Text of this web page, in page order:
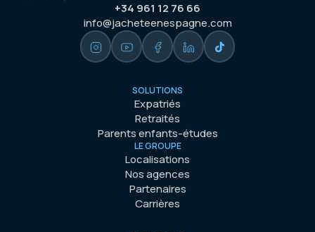
+34 961 12 76 66
info@jacheteenespagne.com
SOLUTIONS
Expatriés
Retraités
Parents enfants-études
LE GROUPE
Localisations
Nos agences
Partenaires
Carrières